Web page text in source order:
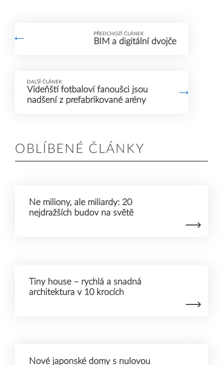
PŘEDCHOZÍ ČLÁNEK
BIM a digitální dvojče
DALŠÍ ČLÁNEK
Vídeňští fotbaloví fanoušci jsou
nadšení z prefabrikované arény
OBLÍBENÉ ČLÁNKY
Ne miliony, ale miliardy: 20
nejdražších budov na světě
Tiny house – rychlá a snadná
architektura v 10 krocích
Nové japonské domy s nulovou